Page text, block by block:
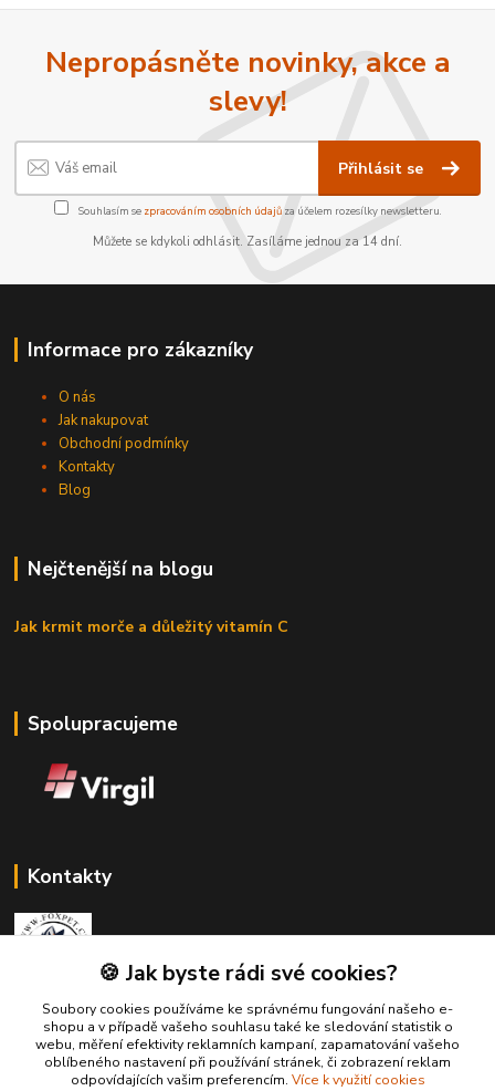
Nepropásněte novinky, akce a
slevy!
Přihlásit se
Souhlasím se zpracováním osobních údajůza účelem rozesílky newsletteru.
Můžete se kdykoli odhlásit. Zasíláme jednou za 14 dní.
Informace pro zákazníky
O nás
Jak nakupovat
Obchodní podmínky
Kontakty
Blog
Nejčtenější na blogu
Jak krmit morče a důležitý vitamín C
Spolupracujeme
Kontakty
Zákaznická podpora Fox Pet
+420731765216
(Po-Pá, 10-14 hod.)
🍪 Jak byste rádi své cookies?
Soubory cookies používáme ke správnému fungování našeho e-
shopu a v případě vašeho souhlasu také ke sledování statistik o
webu, měření efektivity reklamních kampaní, zapamatování vašeho
oblíbeného nastavení při používání stránek, či zobrazení reklam
odpovídajících vašim preferencím. Více k využití cookies